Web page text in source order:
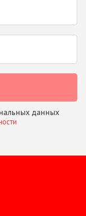
данных